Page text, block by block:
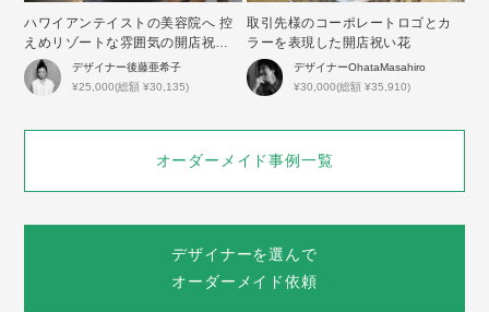
ハワイアンテイストの美容院へ 控
えめリゾートな雰囲気の開店祝い
花
デザイナー後藤亜希子
¥25,000(総額 ¥30,135)
取引先様のコーポレートロゴとカ
ラーを表現した開店祝い花
デザイナーOhataMasahiro
¥30,000(総額 ¥35,910)
オーダーメイド事例一覧
デザイナーを選んで
オーダーメイド依頼